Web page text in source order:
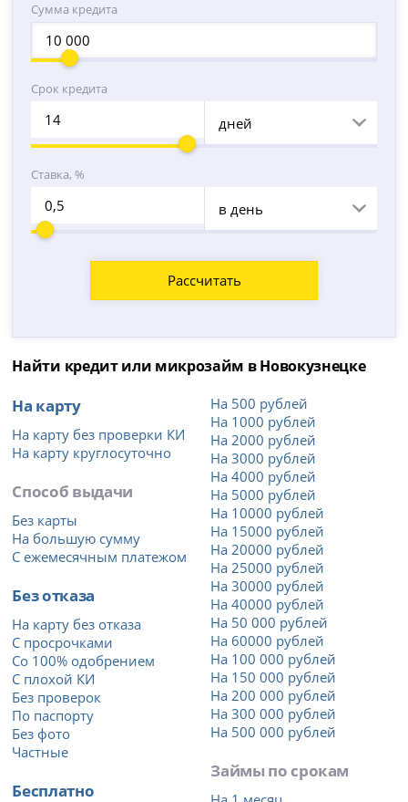
Сумма кредита
Срок кредита
дней
Ставка, %
в день
Рассчитать
Найти кредит или микрозайм в Новокузнецке
На карту
На карту без проверки КИ
На карту круглосуточно
Способ выдачи
Без карты
На большую сумму
С ежемесячным платежом
Без отказа
На карту без отказа
С просрочками
Со 100% одобрением
С плохой КИ
Без проверок
По паспорту
Без фото
Частные
Бесплатно
На 500 рублей
На 1000 рублей
На 2000 рублей
На 3000 рублей
На 4000 рублей
На 5000 рублей
На 10000 рублей
На 15000 рублей
На 20000 рублей
На 25000 рублей
На 30000 рублей
На 40000 рублей
На 50 000 рублей
На 60000 рублей
На 100 000 рублей
На 150 000 рублей
На 200 000 рублей
На 300 000 рублей
На 500 000 рублей
Займы по срокам